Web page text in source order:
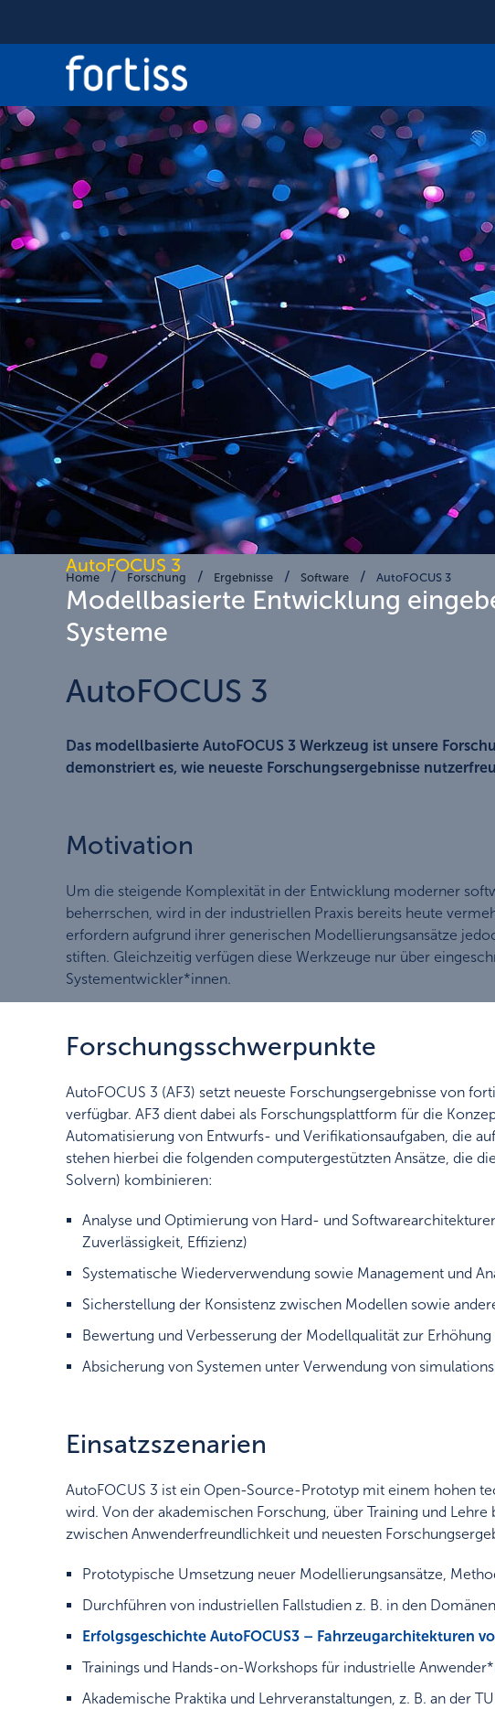
AutoFOCUS 3
Modellbasierte Entwicklung
Systeme
Home Forschung Ergebnisse Software AutoFOCUS 3
AutoFOCUS 3
Das modellbasierte AutoFOCUS 3 Werkzeug ist unsere
demonstriert es, wie neueste Forschungsergebnisse
Motivation
Um die steigende Komplexität in der Entwicklung moderner
beherrschen, wird in der industriellen Praxis bereits heute
erfordern aufgrund ihrer generischen Modellierungsansätze
stiften. Gleichzeitig verfügen diese Werkzeuge nur über
Systementwickler*innen.
Forschungsschwerpunkte
AutoFOCUS 3 (AF3) setzt neueste Forschungsergebnisse von
verfügbar. AF3 dient dabei als Forschungsplattform für die
Automatisierung von Entwurfs- und Verifikationsaufgaben, die
stehen hierbei die folgenden computergestützten Ansätze, die
Solvern) kombinieren:
Analyse und Optimierung von Hard- und
Zuverlässigkeit, Effizienz)
Systematische Wiederverwendung sowie Management und
Sicherstellung der Konsistenz zwischen Modellen sowie
Bewertung und Verbesserung der Modellqualität zur
Absicherung von Systemen unter Verwendung von
Einsatzszenarien
AutoFOCUS 3 ist ein Open-Source-Prototyp mit einem hohen
wird. Von der akademischen Forschung, über Training und
zwischen Anwenderfreundlichkeit und neuesten
Prototypische Umsetzung neuer Modellierungsansätze,
Durchführen von industriellen Fallstudien z. B. in den
Erfolgsgeschichte AutoFOCUS3 – Fahrzeugarchitekturen
Trainings und Hands-on-Workshops für industrielle
Akademische Praktika und Lehrveranstaltungen, z. B. an der